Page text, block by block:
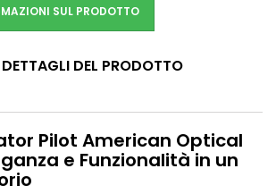
SUL PRODOTTO
DETTAGLI DEL PRODOTTO
Pilot American Optical
e Funzionalità in un